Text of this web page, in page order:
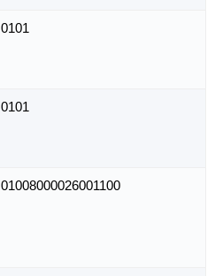
0101
0101
01008000026001100